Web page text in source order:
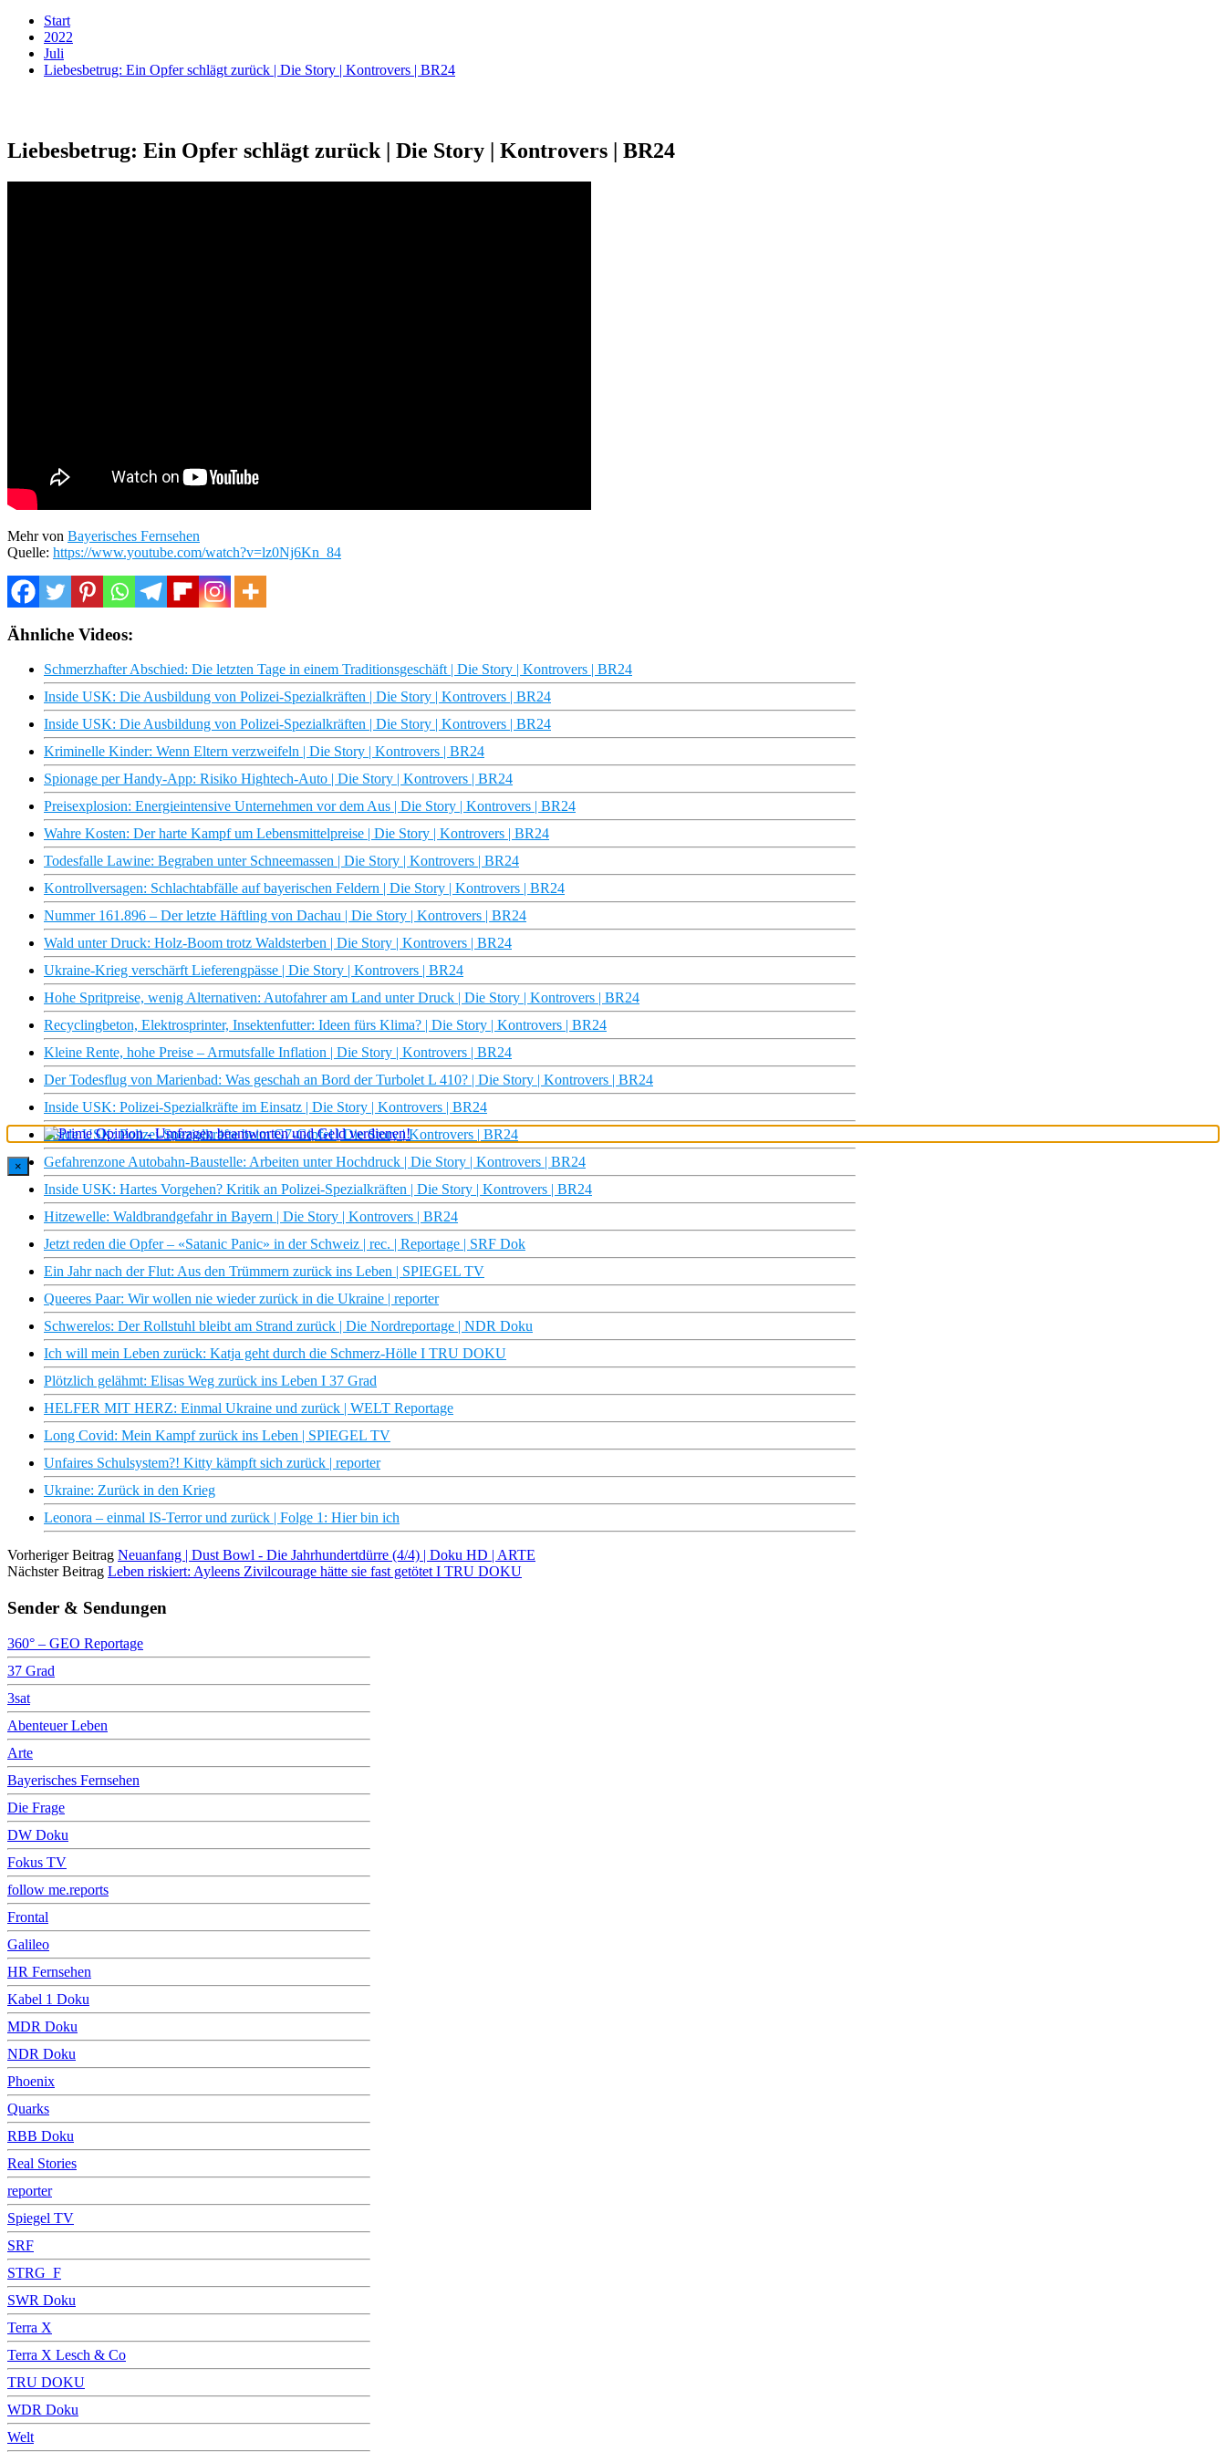
Start
2022
Juli
Liebesbetrug: Ein Opfer schlägt zurück | Die Story | Kontrovers | BR24
Liebesbetrug: Ein Opfer schlägt zurück | Die Story | Kontrovers | BR24
Mehr von Bayerisches Fernsehen
Quelle: https://www.youtube.com/watch?v=lz0Nj6Kn_84
Ähnliche Videos:
Schmerzhafter Abschied: Die letzten Tage in einem Traditionsgeschäft | Die Story | Kontrovers | BR24
Inside USK: Die Ausbildung von Polizei-Spezialkräften | Die Story | Kontrovers | BR24
Inside USK: Die Ausbildung von Polizei-Spezialkräften | Die Story | Kontrovers | BR24
Kriminelle Kinder: Wenn Eltern verzweifeln | Die Story | Kontrovers | BR24
Spionage per Handy-App: Risiko Hightech-Auto | Die Story | Kontrovers | BR24
Preisexplosion: Energieintensive Unternehmen vor dem Aus | Die Story | Kontrovers | BR24
Wahre Kosten: Der harte Kampf um Lebensmittelpreise | Die Story | Kontrovers | BR24
Todesfalle Lawine: Begraben unter Schneemassen | Die Story | Kontrovers | BR24
Kontrollversagen: Schlachtabfälle auf bayerischen Feldern | Die Story | Kontrovers | BR24
Nummer 161.896 – Der letzte Häftling von Dachau | Die Story | Kontrovers | BR24
Wald unter Druck: Holz-Boom trotz Waldsterben | Die Story | Kontrovers | BR24
Ukraine-Krieg verschärft Lieferengpässe | Die Story | Kontrovers | BR24
Hohe Spritpreise, wenig Alternativen: Autofahrer am Land unter Druck | Die Story | Kontrovers | BR24
Recyclingbeton, Elektrosprinter, Insektenfutter: Ideen fürs Klima? | Die Story | Kontrovers | BR24
Kleine Rente, hohe Preise – Armutsfalle Inflation | Die Story | Kontrovers | BR24
Der Todesflug von Marienbad: Was geschah an Bord der Turbolet L 410? | Die Story | Kontrovers | BR24
Inside USK: Polizei-Spezialkräfte im Einsatz | Die Story | Kontrovers | BR24
Inside USK: Polizei-Spezialkräfte beim G7-Gipfel | Die Story | Kontrovers | BR24
Gefahrenzone Autobahn-Baustelle: Arbeiten unter Hochdruck | Die Story | Kontrovers | BR24
Inside USK: Hartes Vorgehen? Kritik an Polizei-Spezialkräften | Die Story | Kontrovers | BR24
Hitzewelle: Waldbrandgefahr in Bayern | Die Story | Kontrovers | BR24
Jetzt reden die Opfer – «Satanic Panic» in der Schweiz | rec. | Reportage | SRF Dok
Ein Jahr nach der Flut: Aus den Trümmern zurück ins Leben | SPIEGEL TV
Queeres Paar: Wir wollen nie wieder zurück in die Ukraine | reporter
Schwerelos: Der Rollstuhl bleibt am Strand zurück | Die Nordreportage | NDR Doku
Ich will mein Leben zurück: Katja geht durch die Schmerz-Hölle I TRU DOKU
Plötzlich gelähmt: Elisas Weg zurück ins Leben I 37 Grad
HELFER MIT HERZ: Einmal Ukraine und zurück | WELT Reportage
Long Covid: Mein Kampf zurück ins Leben | SPIEGEL TV
Unfaires Schulsystem?! Kitty kämpft sich zurück | reporter
Ukraine: Zurück in den Krieg
Leonora – einmal IS-Terror und zurück | Folge 1: Hier bin ich
Vorheriger Beitrag Neuanfang | Dust Bowl - Die Jahrhundertdürre (4/4) | Doku HD | ARTE
Nächster Beitrag Leben riskiert: Ayleens Zivilcourage hätte sie fast getötet I TRU DOKU
Sender & Sendungen
360° – GEO Reportage
37 Grad
3sat
Abenteuer Leben
Arte
Bayerisches Fernsehen
Die Frage
DW Doku
Fokus TV
follow me.reports
Frontal
Galileo
HR Fernsehen
Kabel 1 Doku
MDR Doku
NDR Doku
Phoenix
Quarks
RBB Doku
Real Stories
reporter
Spiegel TV
SRF
STRG_F
SWR Doku
Terra X
Terra X Lesch & Co
TRU DOKU
WDR Doku
Welt
×